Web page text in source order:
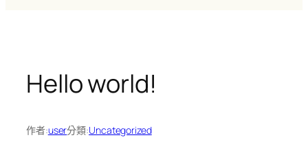
Hello world!
作者:user分類:Uncategorized